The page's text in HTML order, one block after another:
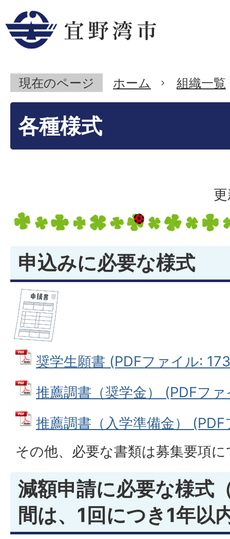
現在のページ ホーム 組織一覧
各種様式
申込みに必要な様式
奨学生願書 (PDFファイル:
推薦調書（奨学金） (PDFフ
推薦調書（入学準備金）
その他、必要な書類は募集要項
減額申請に必要な様式
間は、1回につき1年以